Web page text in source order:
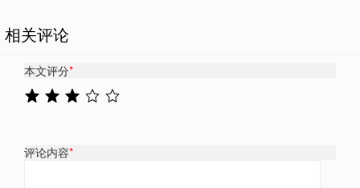
相关评论
本文评分*
评论内容*